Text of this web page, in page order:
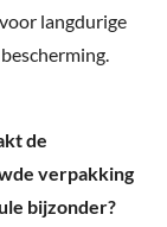
voor langdurige
de
verpakking
bijzonder?